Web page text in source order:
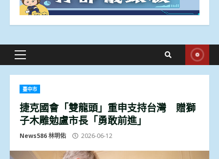
Primary
臺中市
捷克國會「雙龍頭」重申支持台灣 贈獅
子木雕勉盧市長「勇敢前進」
News586 林明佑 2026-06-12